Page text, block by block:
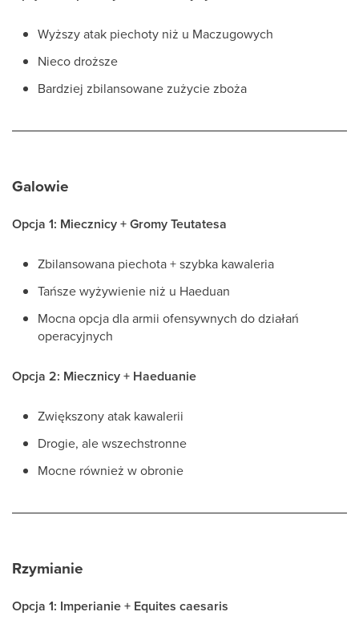
Wyższy atak piechoty niż u Maczugowych
Nieco droższe
Bardziej zbilansowane zużycie zboża
Galowie
Opcja 1: Miecznicy + Gromy Teutatesa
Zbilansowana piechota + szybka kawaleria
Tańsze wyżywienie niż u Haeduan
Mocna opcja dla armii ofensywnych do działań
operacyjnych
Opcja 2: Miecznicy + Haeduanie
Zwiększony atak kawalerii
Drogie, ale wszechstronne
Mocne również w obronie
Rzymianie
Opcja 1: Imperianie + Equites caesaris